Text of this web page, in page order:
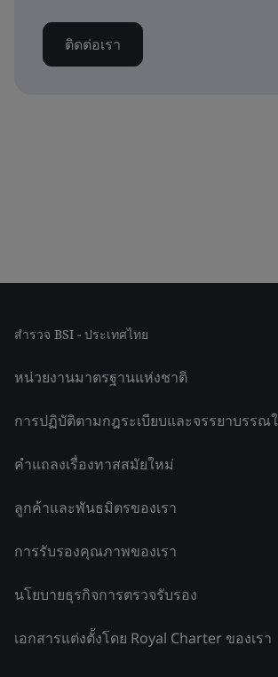
ติดต่อเรา
สำรวจ BSI - ประเทศไทย
หน่วยงานมาตรฐานแห่งชาติ
การปฏิบัติตามกฎระเบียบและจรรยาบรรณ
คำแถลงเรื่องทาสสมัยใหม่
ลูกค้าและพันธมิตรของเรา
การรับรองคุณภาพของเรา
นโยบายธุรกิจการตรวจรับรอง
เอกสารแต่งตั้งโดย Royal Charter ของเรา